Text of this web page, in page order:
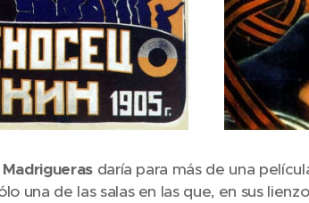
Madriguerasdaría para más de una
una de las salas en las que, en sus